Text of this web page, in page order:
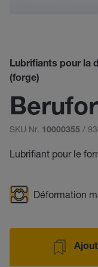
Lubrifiants pour la
(forge)
SKU Nr. 10000355 /
Lubrifiant pour le
Déformation